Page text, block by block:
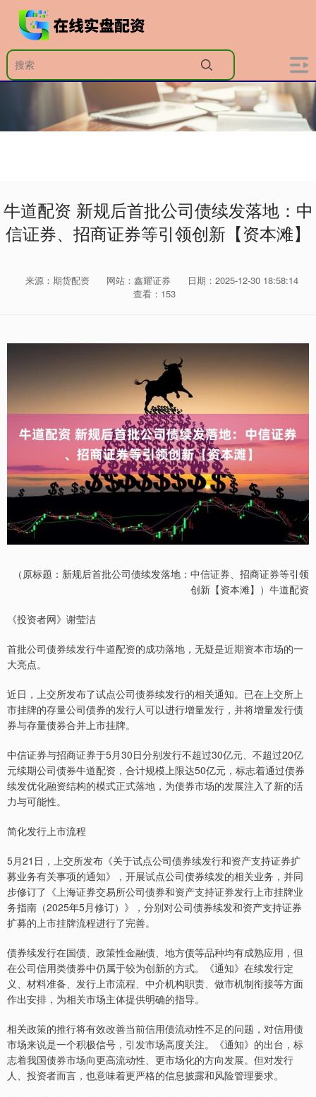
牛道配资 新规后首批公司债续发落地：中
信证券、招商证券等引领创新【资本滩】
来源：期货配资 网站：鑫耀证券
日期：2025-12-30 18:58:14
查看：153
（原标题：新规后首批公司债续发落地：中信证券、招商证券等引领
创新【资本滩】）牛道配资
《投资者网》谢莹洁
首批公司债券续发行牛道配资的成功落地，无疑是近期资本市场的一
大亮点。
近日，上交所发布了试点公司债券续发行的相关通知。已在上交所上
市挂牌的存量公司债券的发行人可以进行增量发行，并将增量发行债
券与存量债券合并上市挂牌。
中信证券与招商证券于5月30日分别发行不超过30亿元、不超过20亿
元续期公司债券牛道配资，合计规模上限达50亿元，标志着通过债券
续发优化融资结构的模式正式落地，为债券市场的发展注入了新的活
力与可能性。
简化发行上市流程
5月21日，上交所发布《关于试点公司债券续发行和资产支持证券扩
募业务有关事项的通知》，开展试点公司债券续发的相关业务，并同
步修订了《上海证券交易所公司债券和资产支持证券发行上市挂牌业
务指南（2025年5月修订）》，分别对公司债券续发和资产支持证券
扩募的上市挂牌流程进行了完善。
债券续发行在国债、政策性金融债、地方债等品种均有成熟应用，但
在公司信用类债券中仍属于较为创新的方式。《通知》在续发行定
义、材料准备、发行上市流程、中介机构职责、做市机制衔接等方面
作出安排，为相关市场主体提供明确的指导。
相关政策的推行将有效改善当前信用债流动性不足的问题，对信用债
市场来说是一个积极信号，引发市场高度关注。《通知》的出台，标
志着我国债券市场向更高流动性、更市场化的方向发展。但对发行
人、投资者而言，也意味着更严格的信息披露和风险管理要求。